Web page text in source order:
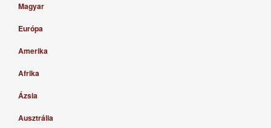
Magyar
Európa
Amerika
Afrika
Ázsia
Ausztrália